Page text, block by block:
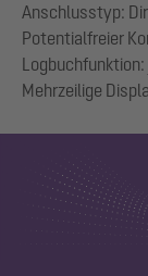
Anschlusstyp:
Potentialfreier
Logbuchfunktion: